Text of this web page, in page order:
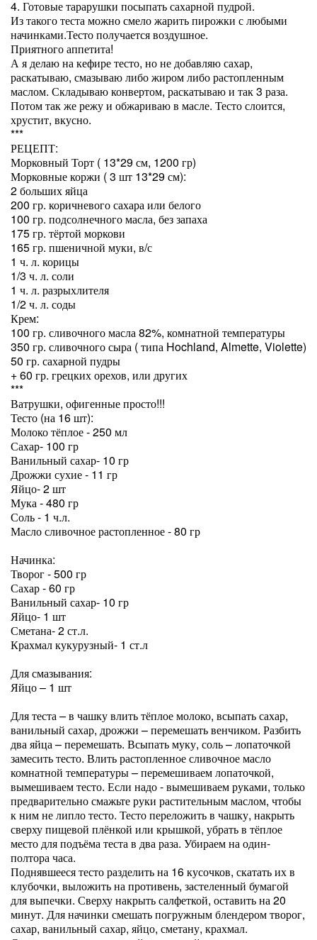
4. Готовые тарарушки посыпать сахарной пудрой.
Из такого теста можно смело жарить пирожки с любыми
начинками.Тесто получается воздушное.
Приятного аппетита!
А я делаю на кефире тесто, но не добавляю сахар,
раскатываю, смазываю либо жиром либо растопленным
маслом. Складываю конвертом, раскатываю и так 3 раза.
Потом так же режу и обжариваю в масле. Тесто слоится,
хрустит, вкусно.
***
РЕЦЕПТ:
Морковный Торт ( 13*29 см, 1200 гр)
Морковные коржи ( 3 шт 13*29 см):
2 больших яйца
200 гр. коричневого сахара или белого
100 гр. подсолнечного масла, без запаха
175 гр. тёртой моркови
165 гр. пшеничной муки, в/с
1 ч. л. корицы
1/3 ч. л. соли
1 ч. л. разрыхлителя
1/2 ч. л. соды
Крем:
100 гр. сливочного масла 82%, комнатной температуры
350 гр. сливочного сыра ( типа Hochland, Almette, Violette)
50 гр. сахарной пудры
+ 60 гр. грецких орехов, или других
***
Ватрушки, офигенные просто!!!
Тесто (на 16 шт):
Молоко тёплое - 250 мл
Сахар- 100 гр
Ванильный сахар- 10 гр
Дрожжи сухие - 11 гр
Яйцо- 2 шт
Мука - 480 гр
Соль - 1 ч.л.
Масло сливочное растопленное - 80 гр
Начинка:
Творог - 500 гр
Сахар - 60 гр
Ванильный сахар- 10 гр
Яйцо- 1 шт
Сметана- 2 ст.л.
Крахмал кукурузный- 1 ст.л
Для смазывания:
Яйцо – 1 шт
Для теста – в чашку влить тёплое молоко, всыпать сахар,
ванильный сахар, дрожжи – перемешать венчиком. Разбить
два яйца – перемешать. Всыпать муку, соль – лопаточкой
замесить тесто. Влить растопленное сливочное масло
комнатной температуры – перемешиваем лопаточкой,
вымешиваем тесто. Если надо - вымешиваем руками, только
предварительно смажьте руки растительным маслом, чтобы
к ним не липло тесто. Тесто переложить в чашку, накрыть
сверху пищевой плёнкой или крышкой, убрать в тёплое
место для подъёма теста в два раза. Убираем на один-
полтора часа.
Поднявшееся тесто разделить на 16 кусочков, скатать их в
клубочки, выложить на противень, застеленный бумагой
для выпечки. Сверху накрыть салфеткой, оставить на 20
минут. Для начинки смешать погружным блендером творог,
сахар, ванильный сахар, яйцо, сметану, крахмал.